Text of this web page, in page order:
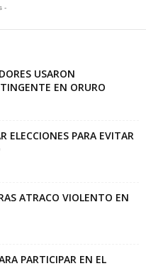
-
USARON
EN ORURO
ELECCIONES PARA EVITAR
ATRACO VIOLENTO EN
PARTICIPAR EN EL